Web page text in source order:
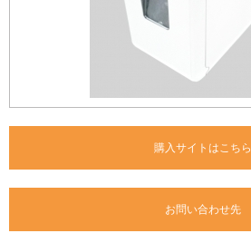
購入サイトはこちら
お問い合わせ先